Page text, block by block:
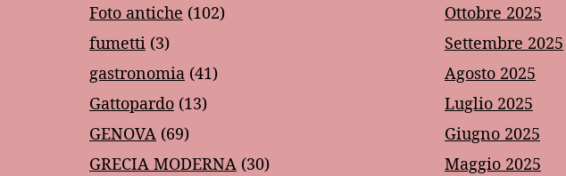
Foto antiche (102)
fumetti (3)
gastronomia (41)
Gattopardo (13)
GENOVA (69)
GRECIA MODERNA (30)
Ottobre 2025
Settembre 2025
Agosto 2025
Luglio 2025
Giugno 2025
Maggio 2025